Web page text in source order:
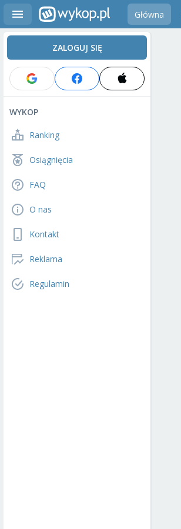
Główna
ZALOGUJ SIĘ
WYKOP
Ranking
Osiągnięcia
FAQ
O nas
Kontakt
Reklama
Regulamin